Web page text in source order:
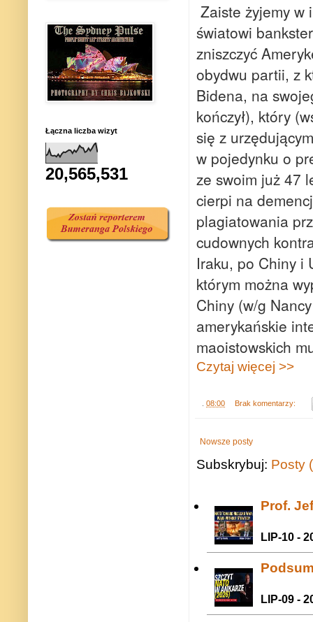
Zaiste żyjemy w
światowi
zniszczyć
obydwu partii, z
Bidena, na
kończył), który
się z
w pojedynku o
ze swoim już 47
cierpi na
plagiatowania
cudownych
Iraku, po Chiny i
którym można
Chiny (w/g
amerykańskie
maoistowskich
Czytaj więcej >>
08:00 Brak komentarzy:
Nowsze posty
Subskrybuj: Posty
Prof.
LIP-10 -
LIP-09 -
Łączna liczba wizyt
20,565,531